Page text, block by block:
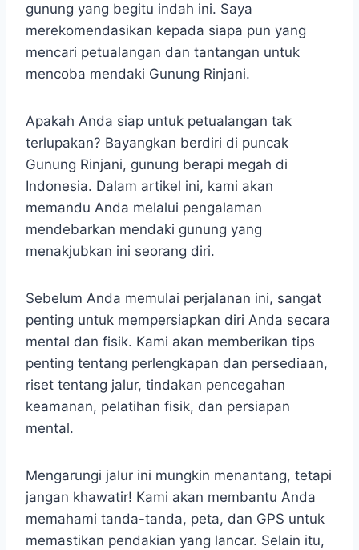
gunung yang begitu indah ini. Saya
merekomendasikan kepada siapa pun yang
mencari petualangan dan tantangan untuk
mencoba mendaki Gunung Rinjani.
Apakah Anda siap untuk petualangan tak
terlupakan? Bayangkan berdiri di puncak
Gunung Rinjani, gunung berapi megah di
Indonesia. Dalam artikel ini, kami akan
memandu Anda melalui pengalaman
mendebarkan mendaki gunung yang
menakjubkan ini seorang diri.
Sebelum Anda memulai perjalanan ini, sangat
penting untuk mempersiapkan diri Anda secara
mental dan fisik. Kami akan memberikan tips
penting tentang perlengkapan dan persediaan,
riset tentang jalur, tindakan pencegahan
keamanan, pelatihan fisik, dan persiapan
mental.
Mengarungi jalur ini mungkin menantang, tetapi
jangan khawatir! Kami akan membantu Anda
memahami tanda-tanda, peta, dan GPS untuk
memastikan pendakian yang lancar. Selain itu,